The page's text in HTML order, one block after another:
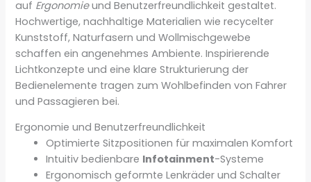
auf Ergonomieund Benutzerfreundlichkeit gestaltet.
Hochwertige, nachhaltige Materialien wie recycelter
Kunststoff, Naturfasern und Wollmischgewebe
schaffen ein angenehmes Ambiente. Inspirierende
Lichtkonzepte und eine klare Strukturierung der
Bedienelemente tragen zum Wohlbefinden von Fahrer
und Passagieren bei.
Ergonomie und Benutzerfreundlichkeit
Optimierte Sitzpositionen für maximalen Komfort
Intuitiv bedienbare Infotainment-Systeme
Ergonomisch geformte Lenkräder und Schalter